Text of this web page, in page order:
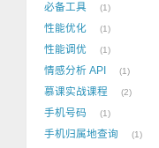
必备工具 1
性能优化 1
性能调优 1
情感分析 API 1
慕课实战课程 2
手机号码 1
手机归属地查询 1